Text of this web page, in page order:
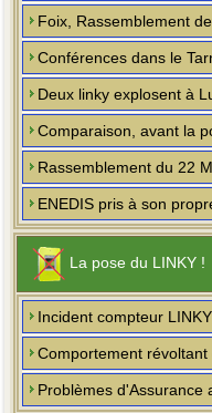
Foix, Rassemblement
Conférences dans le
Deux linky explosent à
Comparaison, avant la
Rassemblement du 22
ENEDIS pris à son
La pose du LINKY !
Incident compteur LINKY
Comportement
Problèmes d'Assurance